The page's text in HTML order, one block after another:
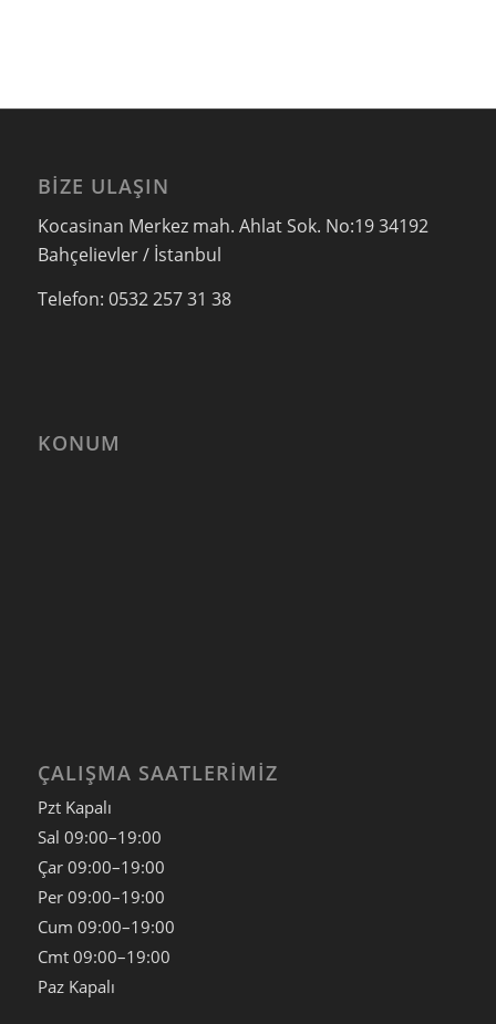
BIZE ULAŞIN
Kocasinan Merkez mah. Ahlat Sok. No:19 34192
Bahçelievler / İstanbul
Telefon: 0532 257 31 38
KONUM
ÇALIŞMA SAATLERIMIZ
Pzt Kapalı
Sal 09:00–19:00
Çar 09:00–19:00
Per 09:00–19:00
Cum 09:00–19:00
Cmt 09:00–19:00
Paz Kapalı